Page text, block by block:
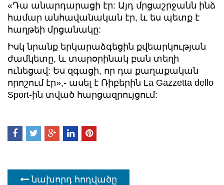
«Դա անարդարացի էր: Այդ մրցաշրջանն ինձ
համար անհավանական էր, և ես պետք է
հաղթեի մրցանակը:
Իսկ նրանք երկարաձգեցին քվեարկության
ժամկետը, և տարօրինակ բան տեղի
ունեցավ: Ես զգացի, որ դա քաղաքական
որոշում էր»,- ասել է Ռիբերին La Gazzetta dello
Sport-ին տված հարցազրույցում:
նախորդ հոդվածը